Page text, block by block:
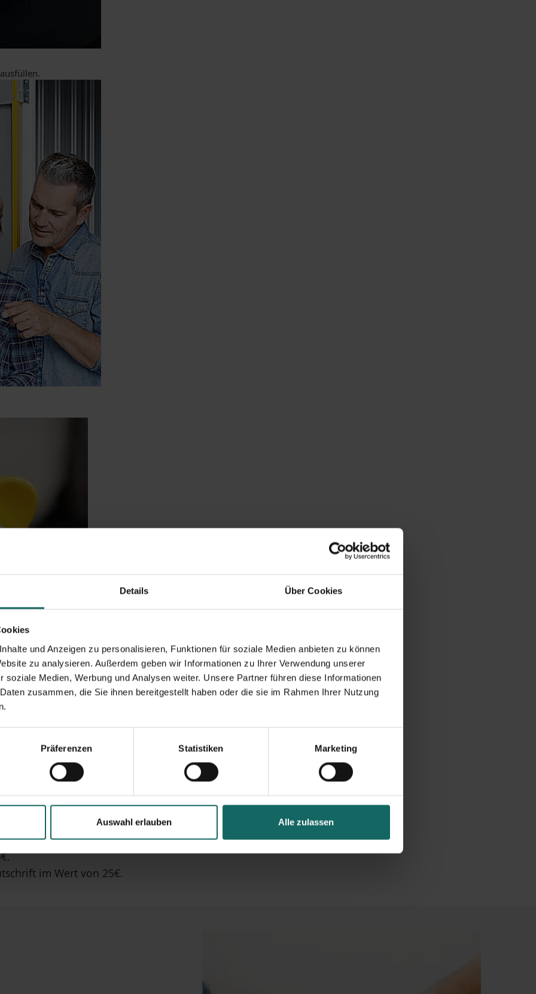
Details Über Cookies
und Anzeigen zu personalisieren, Funktionen für soziale Medien anbieten zu können
zu analysieren. Außerdem geben wir Informationen zu Ihrer Verwendung unserer
soziale Medien, Werbung und Analysen weiter. Unsere Partner führen diese Informationen
zusammen, die Sie ihnen bereitgestellt haben oder die sie im Rahmen Ihrer Nutzung
Präferenzen Statistiken Marketing
Auswahl erlauben Alle zulassen
–
im Wert von 25€.